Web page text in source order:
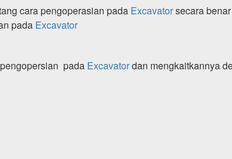
cara pengoperasian pada Excavatorsecara
pada Excavator
pada Excavatordan mengkaitkannya